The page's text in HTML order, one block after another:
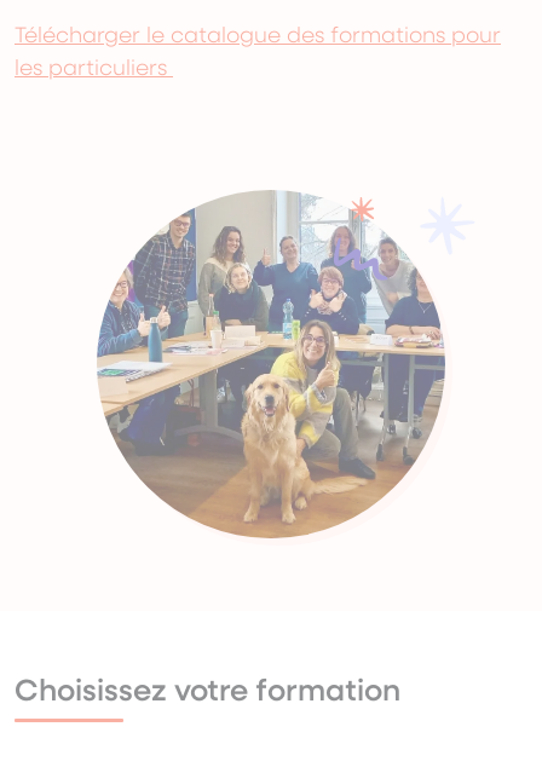
Télécharger le catalogue des formations pour
les particuliers
Choisissez votre formation